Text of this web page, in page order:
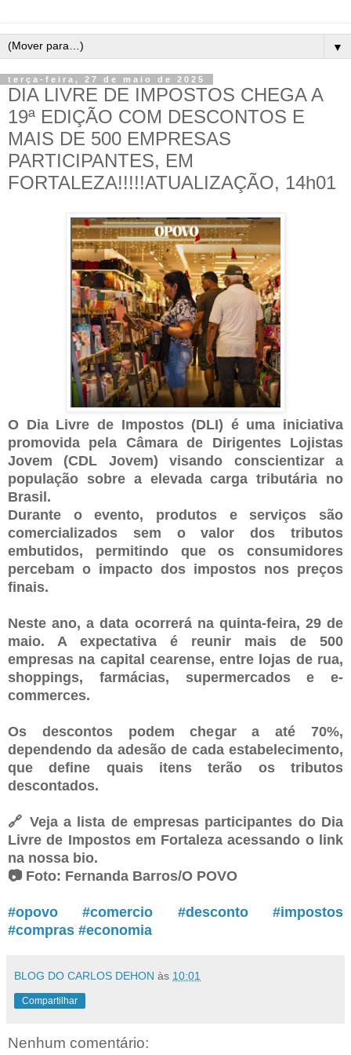
▼
terça-feira, 27 de maio de 2025
DIA LIVRE DE IMPOSTOS CHEGA A
19ª EDIÇÃO COM DESCONTOS E
MAIS DE 500 EMPRESAS
PARTICIPANTES, EM
FORTALEZA!!!!!ATUALIZAÇÃO, 14h01
O Dia Livre de Impostos (DLI) é uma iniciativa
promovida pela Câmara de Dirigentes Lojistas
Jovem (CDL Jovem) visando conscientizar a
população sobre a elevada carga tributária no
Brasil.⁠⁠
Durante o evento, produtos e serviços são
comercializados sem o valor dos tributos
embutidos, permitindo que os consumidores
percebam o impacto dos impostos nos preços
finais. ⁠
Neste ano, a data ocorrerá na quinta-feira, 29 de
maio. A expectativa é reunir mais de 500
empresas na capital cearense, entre lojas de rua,
shoppings, farmácias, supermercados e e-
commerces.⁠
Os descontos podem chegar a até 70%,
dependendo da adesão de cada estabelecimento,
que define quais itens terão os tributos
descontados.⁠
🔗 Veja a lista de empresas participantes do Dia
Livre de Impostos em Fortaleza acessando o link
na nossa bio.⁠
📷️ Foto: Fernanda Barros/O POVO⁠
#opovo #comercio #desconto
#impostos
#compras #economia
BLOG DO CARLOS DEHON às 10:01
Compartilhar
Nenhum comentário: